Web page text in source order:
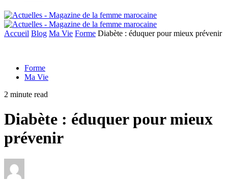
Accueil Blog Ma Vie Forme Diabète : éduquer pour mieux prévenir
Forme
Ma Vie
2 minute read
Diabète : éduquer pour mieux
prévenir